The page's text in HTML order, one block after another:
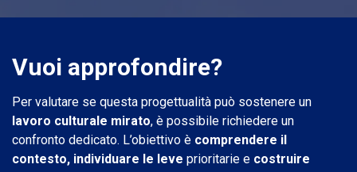
Vuoi approfondire?
Per valutare se questa progettualità può sostenere un
lavoro culturale mirato, è possibile richiedere un
confronto dedicato. L’obiettivo è comprendere il
contesto, individuare le leve prioritarie e costruire